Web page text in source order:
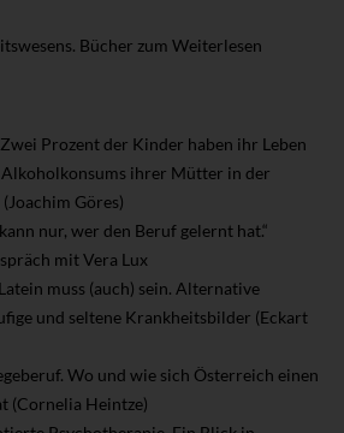
Bücher zum Weiterlesen
Zwei Prozent der Kinder haben ihr Leben
Alkoholkonsums ihrer Mütter in der
Göres)
nur, wer den Beruf gelernt hat.“
mit Vera Lux
muss (auch) sein. Alternative
und seltene Krankheitsbilder (Eckart
Wo und wie sich Österreich einen
(Cornelia Heintze)